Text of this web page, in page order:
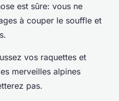
est sûre: vous ne
à couper le souffle et
vos raquettes et
merveilles alpines
pas.